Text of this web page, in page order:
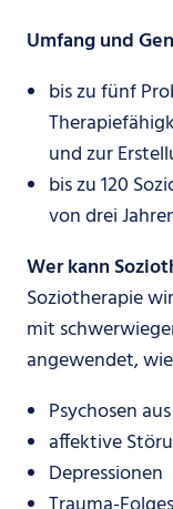
Umfang und
bis zu fünf
und zur
bis zu 120
von drei
Wer kann
Soziotherapie
mit
angewendet, wie
Psychosen
affektive
Depressionen